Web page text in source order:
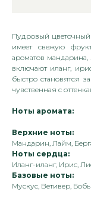
Пудровый
имеет свежую
ароматов
включают иланг,
быстро становятся
чувственная с
Ноты аромата:
Верхние ноты:
Мандарин, Лайм,
Ноты сердца:
Иланг-иланг, Ирис,
Базовые ноты:
Мускус, Ветивер,